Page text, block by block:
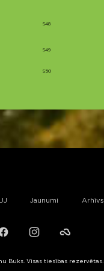
S48
S49
S50
Jaunumi Arhīvs
InstagramFailiem.lv
Buks. Visas tiesības rezervētas.